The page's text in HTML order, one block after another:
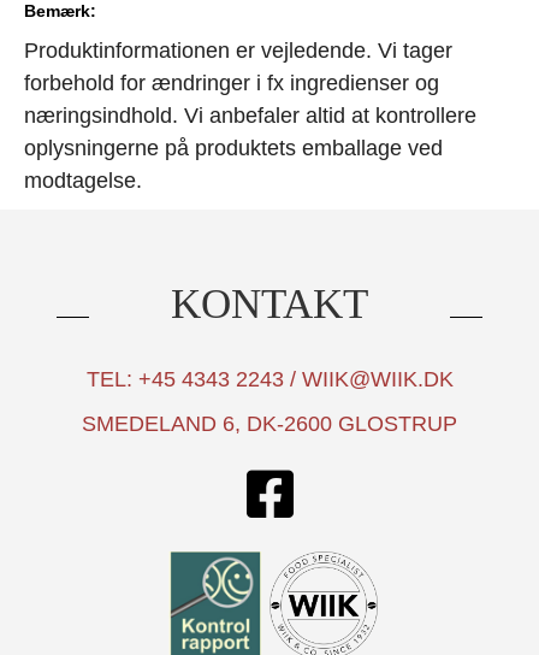
Bemærk:
Produktinformationen er vejledende. Vi tager
forbehold for ændringer i fx ingredienser og
næringsindhold. Vi anbefaler altid at kontrollere
oplysningerne på produktets emballage ved
modtagelse.
KONTAKT
TEL: +45 4343 2243 / WIIK@WIIK.DK
SMEDELAND 6, DK-2600 GLOSTRUP